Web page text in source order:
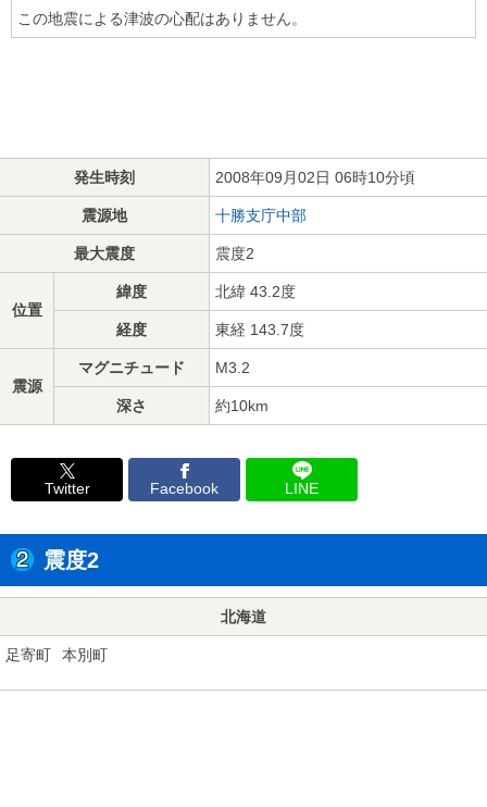
この地震による津波の心配はありません。
発生時刻 2008年09月02日 06時10分頃
震源地 十勝支庁中部
最大震度 震度2
位置
緯度 北緯 43.2度
経度 東経 143.7度
震源
マグニチュード M3.2
深さ 約10km
Twitter Facebook LINE
震度2
北海道
足寄町 本別町